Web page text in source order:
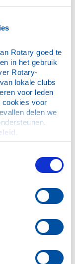
Rotary goed te
in het gebruik
Rotary-
lokale clubs
voor leden
cookies voor
delen we
login (je blijft
voor de Rotary